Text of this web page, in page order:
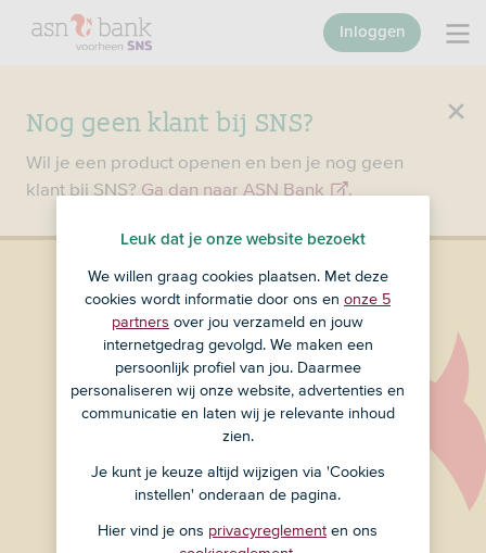
Nog geen klant bij SNS?
Wil je een product openen en ben je nog geen
klant bij SNS? Ga dan naar ASN Bank .
Inloggen
Leuk dat je onze website bezoekt
We willen graag cookies plaatsen. Met deze
cookies wordt informatie door ons en onze 5
partners over jou verzameld en jouw
internetgedrag gevolgd. We maken een
persoonlijk profiel van jou. Daarmee
personaliseren wij onze website, advertenties en
communicatie en laten wij je relevante inhoud
zien.
Je kunt je keuze altijd wijzigen via 'Cookies
instellen' onderaan de pagina.
Hier vind je ons privacyreglement en ons